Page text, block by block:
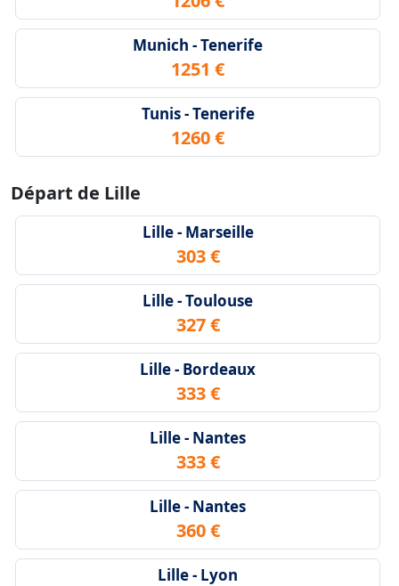
Munich - Tenerife
1251 €
Tunis - Tenerife
1260 €
Départ de Lille
Lille - Marseille
303 €
Lille - Toulouse
327 €
Lille - Bordeaux
333 €
Lille - Nantes
333 €
Lille - Nantes
360 €
Lille - Lyon